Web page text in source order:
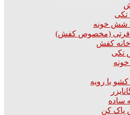
تکی
شش خونه
(مخصوص کفش)
تکی
با رویه
ساده
پاک کن